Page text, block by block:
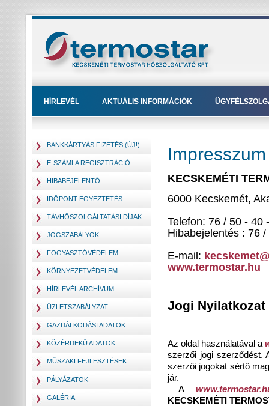
HÍRLEVÉL AKTUÁLIS INFORMÁCIÓK
BANKKÁRTYÁS FIZETÉS (ÚJ!)
E-SZÁMLA REGISZTRÁCIÓ
HIBABEJELENTŐ
IDŐPONT EGYEZTETÉS
TÁVHŐSZOLGÁLTATÁSI DÍJAK
JOGSZABÁLYOK
FOGYASZTÓVÉDELEM
KÖRNYEZETVÉDELEM
HÍRLEVÉL ARCHÍVUM
ÜZLETSZABÁLYZAT
GAZDÁLKODÁSI ADATOK
KÖZÉRDEKŰ ADATOK
MŰSZAKI FEJLESZTÉSEK
PÁLYÁZATOK
GALÉRIA
Impresszum
KECSKEMÉTI
6000 Kecskemét,
Telefon: 76 / 50 - 40
Hibabejelentés : 76
E-mail:
www.termostar.hu
Jogi Nyilatkozat
Az oldal használatával a
szerzői jogi szerződést.
szerzői jogokat sértő
jár.
A
KECSKEMÉTI